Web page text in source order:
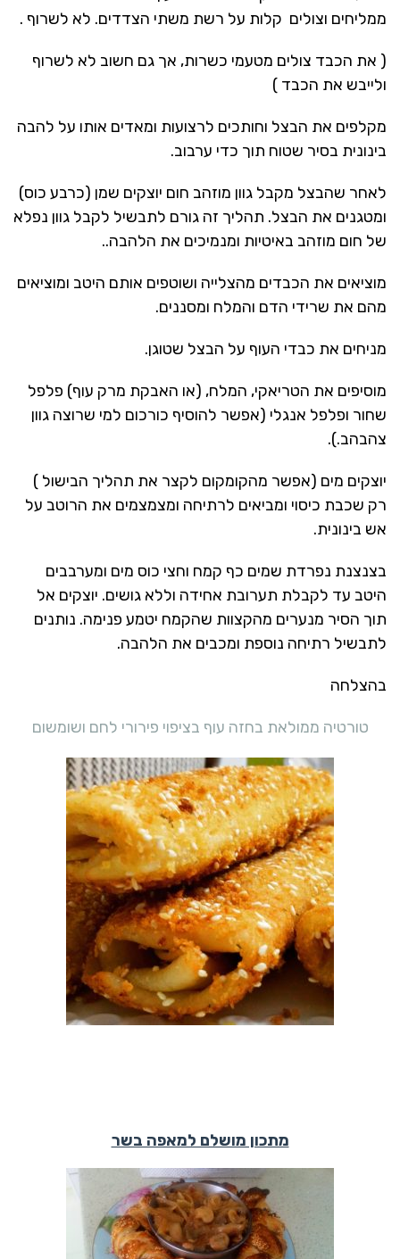
ממליחים וצולים קלות על רשת משתי הצדדים. לא לשרוף .
( את הכבד צולים מטעמי כשרות, אך גם חשוב לא לשרוף
ולייבש את הכבד )
מקלפים את הבצל וחותכים לרצועות ומאדים אותו על להבה
בינונית בסיר שטוח תוך כדי ערבוב.
לאחר שהבצל מקבל גוון מוזהב חום יוצקים שמן (כרבע כוס)
ומטגנים את הבצל. תהליך זה גורם לתבשיל לקבל גוון נפלא
של חום מוזהב באיטיות ומנמיכים את הלהבה..
מוציאים את הכבדים מהצלייה ושוטפים אותם היטב ומוציאים
מהם את שרידי הדם והמלח ומסננים.
מניחים את כבדי העוף על הבצל שטוגן.
מוסיפים את הטריאקי, המלח, (או האבקת מרק עוף) פלפל
שחור ופלפל אנגלי (אפשר להוסיף כורכום למי שרוצה גוון
צהבהב.).
יוצקים מים (אפשר מהקומקום לקצר את תהליך הבישול )
רק שכבת כיסוי ומביאים לרתיחה ומצמצמים את הרוטב על
אש בינונית.
בצנצנת נפרדת שמים כף קמח וחצי כוס מים ומערבבים
היטב עד לקבלת תערובת אחידה וללא גושים. יוצקים אל
תוך הסיר מנערים מהקצוות שהקמח יטמע פנימה. נותנים
לתבשיל רתיחה נוספת ומכבים את הלהבה.
בהצלחה
טורטיה ממולאת בחזה עוף בציפוי פירורי לחם ושומשום
מתכון מושלם למאפה בשר